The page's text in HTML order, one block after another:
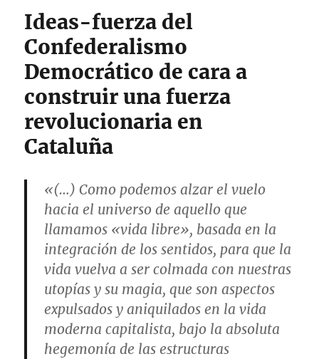
a
la
economía
desde
autonomía
Ideas-fuerza del
Confederalismo
Democrático de cara a
construir una fuerza
revolucionaria en
Cataluña
«(…) Como podemos alzar el vuelo
hacia el universo de aquello que
llamamos «vida libre», basada en la
integración de los sentidos, para que la
vida vuelva a ser colmada con nuestras
utopías y su magia, que son aspectos
expulsados y aniquilados en la vida
moderna capitalista, bajo la absoluta
hegemonía de las estructuras